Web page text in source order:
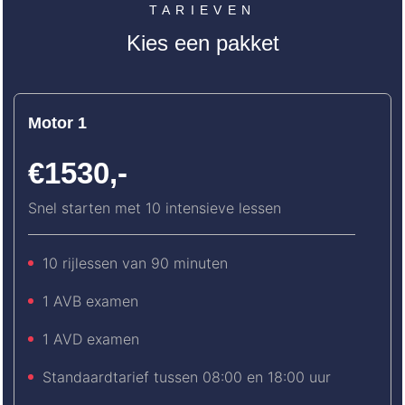
TARIEVEN
Kies een pakket
Motor 1
€1530,-
Snel starten met 10 intensieve lessen
10 rijlessen van 90 minuten
1 AVB examen
1 AVD examen
Standaardtarief tussen 08:00 en 18:00 uur